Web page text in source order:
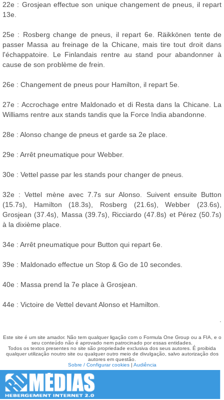
22e : Grosjean effectue son unique changement de pneus, il repart
13e.
25e : Rosberg change de pneus, il repart 6e. Räikkönen tente de
passer Massa au freinage de la Chicane, mais tire tout droit dans
l'échappatoire. Le Finlandais rentre au stand pour abandonner à
cause de son problème de frein.
26e : Changement de pneus pour Hamilton, il repart 5e.
27e : Accrochage entre Maldonado et di Resta dans la Chicane. La
Williams rentre aux stands tandis que la Force India abandonne.
28e : Alonso change de pneus et garde sa 2e place.
29e : Arrêt pneumatique pour Webber.
30e : Vettel passe par les stands pour changer de pneus.
32e : Vettel mène avec 7.7s sur Alonso. Suivent ensuite Button
(15.7s), Hamilton (18.3s), Rosberg (21.6s), Webber (23.6s),
Grosjean (37.4s), Massa (39.7s), Ricciardo (47.8s) et Pérez (50.7s)
à la dixième place.
34e : Arrêt pneumatique pour Button qui repart 6e.
39e : Maldonado effectue un Stop & Go de 10 secondes.
40e : Massa prend la 7e place à Grosjean.
44e : Victoire de Vettel devant Alonso et Hamilton.
Este site é um site amador. Não tem qualquer ligação com o Formula One Group ou a FIA, e o
seu conteúdo não é aprovado nem patrocinado por essas entidades.
Todos os textos presentes no site são propriedade exclusiva dos seus autores. É proibida
qualquer utilização noutro site ou qualquer outro meio de divulgação, salvo autorização dos
autores em questão.
Sobre / Configurar cookies| Audiência